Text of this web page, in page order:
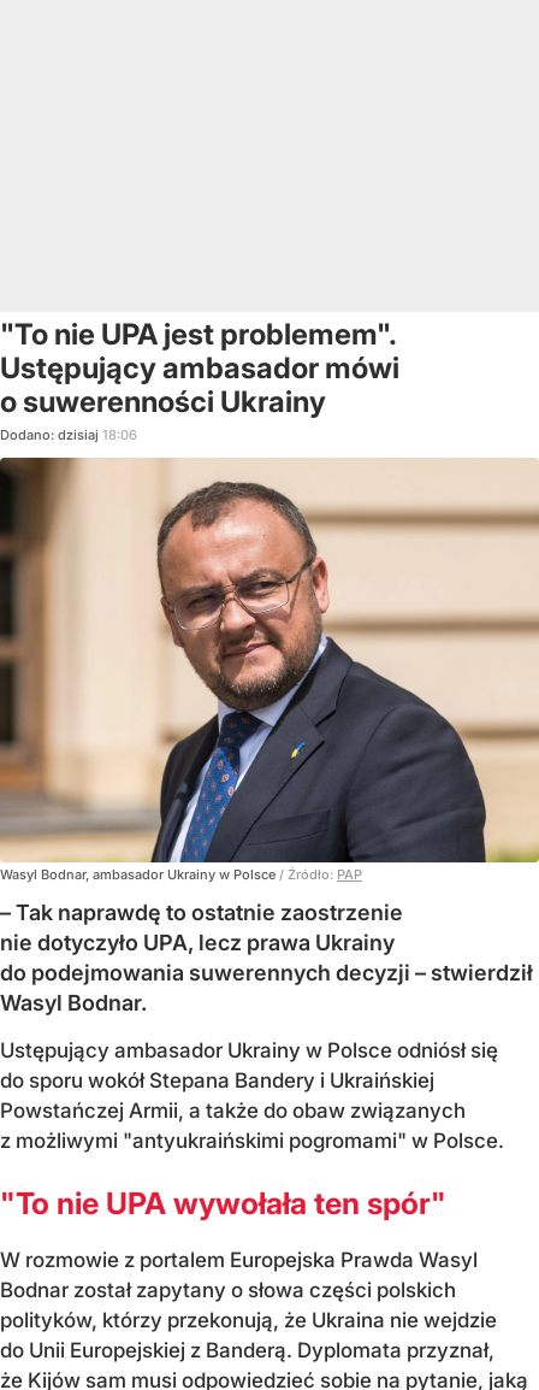
"To nie UPA jest problemem".
Ustępujący ambasador mówi
o suwerenności Ukrainy
Dodano: dzisiaj 18:06
Wasyl Bodnar, ambasador Ukrainy w Polsce / Źródło: PAP
– Tak naprawdę to ostatnie zaostrzenie
nie dotyczyło UPA, lecz prawa Ukrainy
do podejmowania suwerennych decyzji – stwierdził
Wasyl Bodnar.
Ustępujący ambasador Ukrainy w Polsce odniósł się
do sporu wokół Stepana Bandery i Ukraińskiej
Powstańczej Armii, a także do obaw związanych
z możliwymi "antyukraińskimi pogromami" w Polsce.
"To nie UPA wywołała ten spór"
W rozmowie z portalem Europejska Prawda Wasyl
Bodnar został zapytany o słowa części polskich
polityków, którzy przekonują, że Ukraina nie wejdzie
do Unii Europejskiej z Banderą. Dyplomata przyznał,
że Kijów sam musi odpowiedzieć sobie na pytanie, jaką